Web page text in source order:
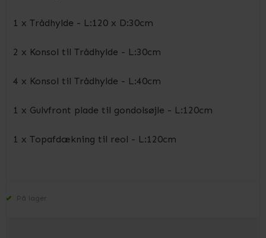
1 x Trådhylde - L:120 x D:30cm
2 x Konsol til Trådhylde - L:30cm
4 x Konsol til Trådhylde - L:40cm
1 x Gulvfront plade til gondolsøjle - L:120cm
1 x Topafdækning til reol - L:120cm
På lager